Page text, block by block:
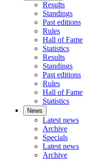
Results
Standings
Past editions
Rules
Hall of Fame
Statistics
Results
Standings
Past editions
Rules
Hall of Fame
Statistics
News
Latest news
Archive
Specials
Latest news
Archive